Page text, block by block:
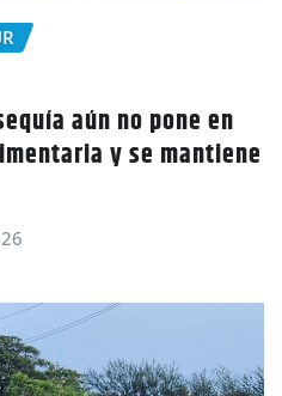
aún no pone en
y se mantiene